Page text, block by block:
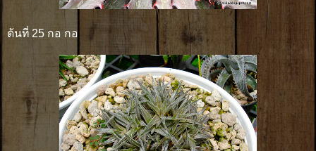
ต้นที่ 25 กอ กอ